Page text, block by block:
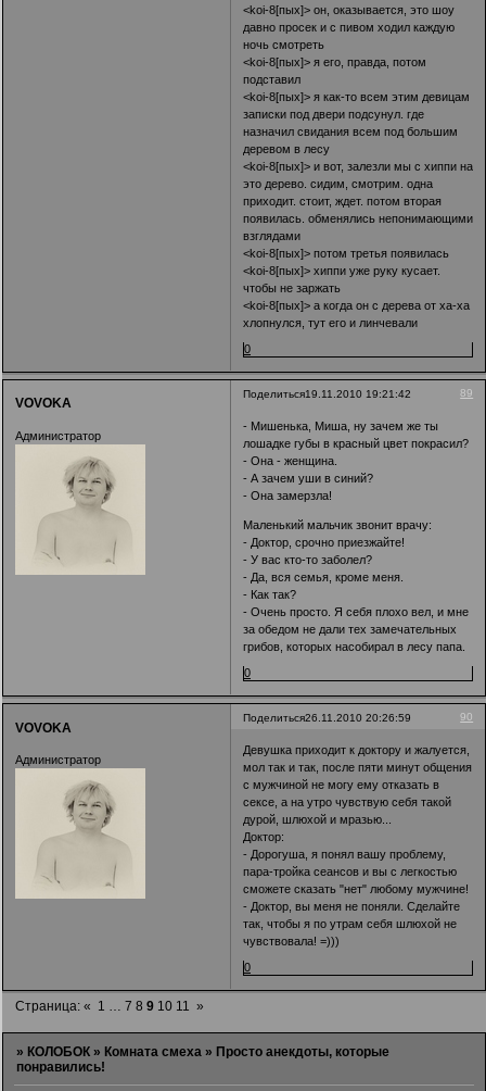
<koi-8[пых]> он, оказывается, это шоу
давно просек и с пивом ходил каждую
ночь смотреть
<koi-8[пых]> я его, правда, потом
подставил
<koi-8[пых]> я как-то всем этим девицам
записки под двери подсунул. где
назначил свидания всем под большим
деревом в лесу
<koi-8[пых]> и вот, залезли мы с хиппи на
это дерево. сидим, смотрим. одна
приходит. стоит, ждет. потом вторая
появилась. обменялись непонимающими
взглядами
<koi-8[пых]> потом третья появилась
<koi-8[пых]> хиппи уже руку кусает.
чтобы не заржать
<koi-8[пых]> а когда он с дерева от ха-ха
хлопнулся, тут его и линчевали
0
Поделиться 89
19.11.2010 19:21:42
VOVOKA
Администратор
- Мишенька, Миша, ну зачем же ты
лошадке губы в красный цвет покрасил?
- Она - женщина.
- А зачем уши в синий?
- Она замерзла!
Маленький мальчик звонит врачу:
- Доктор, срочно приезжайте!
- У вас кто-то заболел?
- Да, вся семья, кроме меня.
- Как так?
- Очень просто. Я себя плохо вел, и мне
за обедом не дали тех замечательных
грибов, которых насобирал в лесу папа.
0
Поделиться 90
26.11.2010 20:26:59
VOVOKA
Администратор
Девушка приходит к доктору и жалуется,
мол так и так, после пяти минут общения
с мужчиной не могу ему отказать в
сексе, а на утро чувствую себя такой
дурой, шлюхой и мразью...
Доктор:
- Дорогуша, я понял вашу проблему,
пара-тройка сеансов и вы с легкостью
сможете сказать "нет" любому мужчине!
- Доктор, вы меня не поняли. Сделайте
так, чтобы я по утрам себя шлюхой не
чувствовала! =)))
0
Страница:« 1 … 7 8 9 10 11 »
» КОЛОБОК » Комната смеха » Просто анекдоты, которые
понравились!